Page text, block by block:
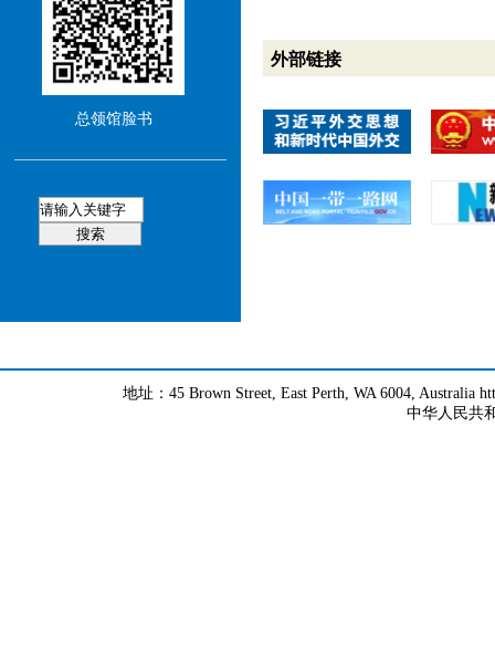
总领馆脸书
外部链接
地址：45 Brown Street, East Perth, WA 6004, Australia
中华人民共